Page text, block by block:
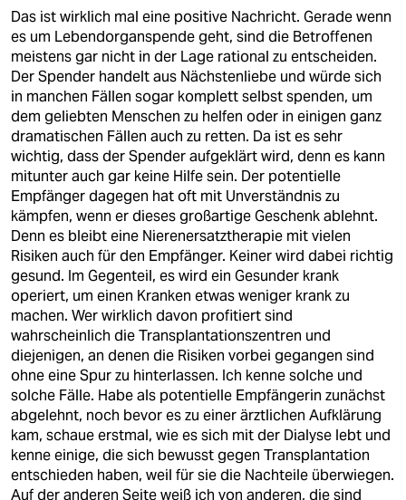
verlag
verlag
veranstaltungen
shop
fragen & hilfe
unterstützen
abo
genossenschaft
epaper login
Das ist wirklich mal eine positive Nachricht. Gerade wenn
es um Lebendorganspende geht, sind die Betroffenen
meistens gar nicht in der Lage rational zu entscheiden.
Der Spender handelt aus Nächstenliebe und würde sich
in manchen Fällen sogar komplett selbst spenden, um
dem geliebten Menschen zu helfen oder in einigen ganz
dramatischen Fällen auch zu retten. Da ist es sehr
wichtig, dass der Spender aufgeklärt wird, denn es kann
mitunter auch gar keine Hilfe sein. Der potentielle
Empfänger dagegen hat oft mit Unverständnis zu
kämpfen, wenn er dieses großartige Geschenk ablehnt.
Denn es bleibt eine Nierenersatztherapie mit vielen
Risiken auch für den Empfänger. Keiner wird dabei richtig
gesund. Im Gegenteil, es wird ein Gesunder krank
operiert, um einen Kranken etwas weniger krank zu
machen. Wer wirklich davon profitiert sind
wahrscheinlich die Transplantationszentren und
diejenigen, an denen die Risiken vorbei gegangen sind
ohne eine Spur zu hinterlassen. Ich kenne solche und
solche Fälle. Habe als potentielle Empfängerin zunächst
abgelehnt, noch bevor es zu einer ärztlichen Aufklärung
kam, schaue erstmal, wie es sich mit der Dialyse lebt und
kenne einige, die sich bewusst gegen Transplantation
entschieden haben, weil für sie die Nachteile überwiegen.
Auf der anderen Seite weiß ich von anderen, die sind